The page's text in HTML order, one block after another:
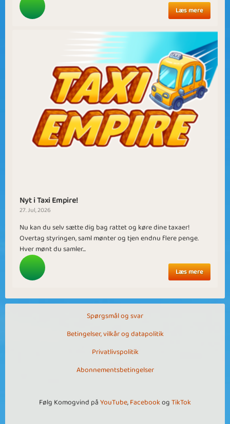
Læs mere
Nyt i Taxi Empire!
27. Jul, 2026
Nu kan du selv sætte dig bag rattet og køre dine taxaer!
Overtag styringen, saml mønter og tjen endnu flere penge.
Hver mønt du samler...
Læs mere
Spørgsmål og svar
Betingelser, vilkår og datapolitik
Privatlivspolitik
Abonnementsbetingelser
Følg Komogvind påYouTube,FacebookogTikTok